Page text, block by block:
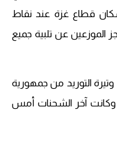
قطاع غزة عند نقاط
الموزعين عن تلبية جميع
التوريد من جمهورية
وكانت آخر الشحنات أمس